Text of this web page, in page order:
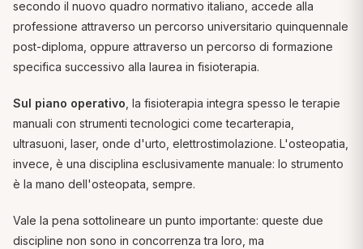
secondo il nuovo quadro normativo italiano, accede alla
professione attraverso un percorso universitario quinquennale
post-diploma, oppure attraverso un percorso di formazione
specifica successivo alla laurea in fisioterapia.
Sul piano operativo , la fisioterapia integra spesso le terapie
manuali con strumenti tecnologici come tecarterapia,
ultrasuoni, laser, onde d'urto, elettrostimolazione. L'osteopatia,
invece, è una disciplina esclusivamente manuale: lo strumento
è la mano dell'osteopata, sempre.
Vale la pena sottolineare un punto importante: queste due
discipline non sono in concorrenza tra loro, ma